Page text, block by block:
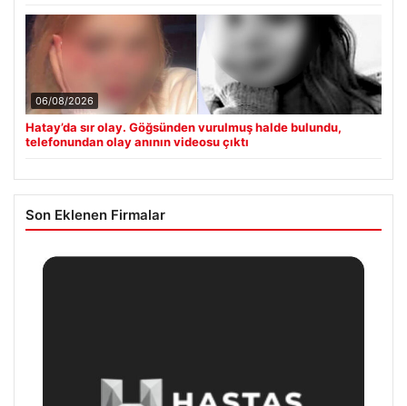
06/08/2026
Hatay’da sır olay. Göğsünden vurulmuş halde bulundu,
telefonundan olay anının videosu çıktı
Son Eklenen Firmalar